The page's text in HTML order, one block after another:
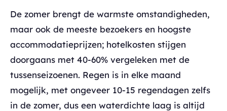
De zomer brengt de warmste omstandigheden,
maar ook de meeste bezoekers en hoogste
accommodatieprijzen; hotelkosten stijgen
doorgaans met 40-60% vergeleken met de
tussenseizoenen. Regen is in elke maand
mogelijk, met ongeveer 10-15 regendagen zelfs
in de zomer, dus een waterdichte laag is altijd